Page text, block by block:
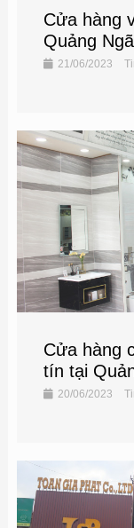
Cửa hàng
Quảng
21/06/2023
Cửa hàng
tín tại
20/06/2023